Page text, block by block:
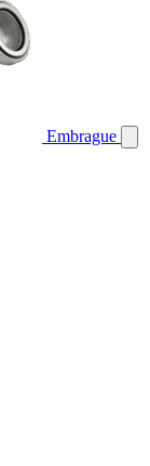
Embrague